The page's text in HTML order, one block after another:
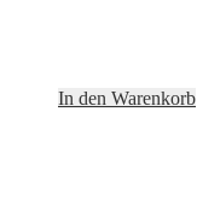
In den Warenkorb